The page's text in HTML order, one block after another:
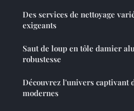
Des services de nettoyage
exigeants
Saut de loup en tôle damier
robustesse
Découvrez l'univers captivant
modernes